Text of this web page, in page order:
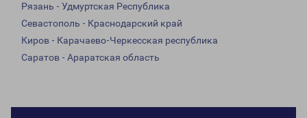
Рязань - Удмуртская Республика
Севастополь - Краснодарский край
Киров - Карачаево-Черкесская республика
Саратов - Араратская область